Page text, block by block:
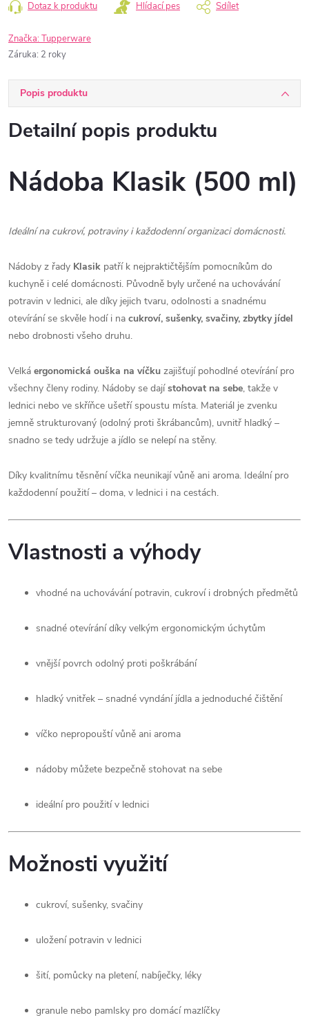
Dotaz k produktu Hlídací pes Sdílet
Značka:Tupperware
Záruka: 2 roky
Popis produktu
Detailní popis produktu
Nádoba Klasik (500 ml)
Ideální na cukroví, potraviny i každodenní organizaci domácnosti.
Nádoby z řady Klasik patří k nejpraktičtějším pomocníkům do
kuchyně i celé domácnosti. Původně byly určené na uchovávání
potravin v lednici, ale díky jejich tvaru, odolnosti a snadnému
otevírání se skvěle hodí i na cukroví, sušenky, svačiny, zbytky jídel
nebo drobnosti všeho druhu.
Velká ergonomická ouška na víčku zajišťují pohodlné otevírání pro
všechny členy rodiny. Nádoby se dajístohovat na sebe, takže v
lednici nebo ve skříňce ušetří spoustu místa. Materiál je zvenku
jemně strukturovaný (odolný proti škrábancům), uvnitř hladký –
snadno se tedy udržuje a jídlo se nelepí na stěny.
Díky kvalitnímu těsnění víčka neunikají vůně ani aroma. Ideální pro
každodenní použití – doma, v lednici i na cestách.
Vlastnosti a výhody
vhodné na uchovávání potravin, cukroví i drobných předmětů
snadné otevírání díky velkým ergonomickým úchytům
vnější povrch odolný proti poškrábání
hladký vnitřek – snadné vyndání jídla a jednoduché čištění
víčko nepropouští vůně ani aroma
nádoby můžete bezpečně stohovat na sebe
ideální pro použití v lednici
Možnosti využití
cukroví, sušenky, svačiny
uložení potravin v lednici
šití, pomůcky na pletení, nabíječky, léky
granule nebo pamlsky pro domácí mazlíčky